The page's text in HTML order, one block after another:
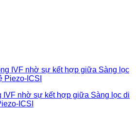
IVF nhờ sự kết hợp giữa Sàng lọc di
ICSI